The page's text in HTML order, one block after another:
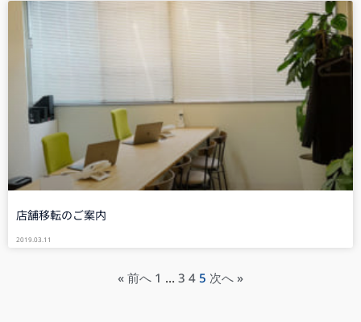
店舗移転のご案内
2019.03.11
« 前へ 1 … 3 4 5 次へ »